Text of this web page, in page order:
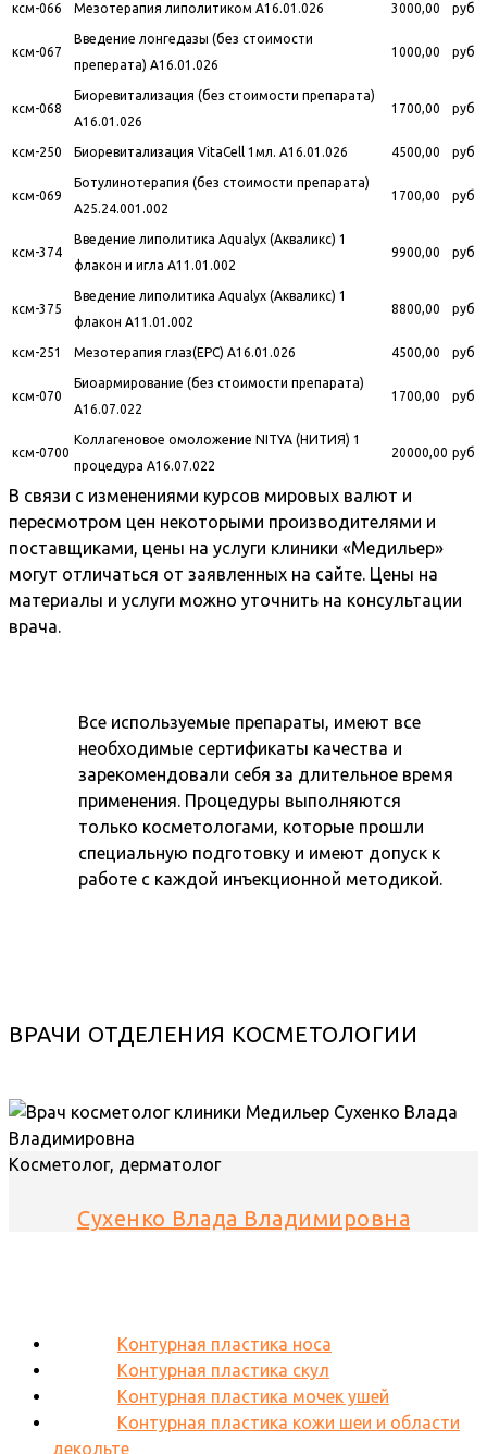
ксм-066 Мезотерапия липолитиком A16.01.026 3000,00 руб
ксм-067
Введение лонгедазы (без стоимости
преперата) A16.01.026
1000,00 руб
ксм-068
Биоревитализация (без стоимости препарата)
A16.01.026
1700,00 руб
ксм-250 Биоревитализация VitaCell 1мл. A16.01.026 4500,00 руб
ксм-069
Ботулинотерапия (без стоимости препарата)
A25.24.001.002
1700,00 руб
ксм-374
Введение липолитика Aqualyx (Акваликс) 1
флакон и игла A11.01.002
9900,00 руб
ксм-375
Введение липолитика Aqualyx (Акваликс) 1
флакон A11.01.002
8800,00 руб
ксм-251 Мезотерапия глаз(ЕРС) A16.01.026 4500,00 руб
ксм-070
Биоармирование (без стоимости препарата)
A16.07.022
1700,00 руб
ксм-0700
Коллагеновое омоложение NITYA (НИТИЯ) 1
процедура A16.07.022
20000,00 руб
В связи с изменениями курсов мировых валют и
пересмотром цен некоторыми производителями и
поставщиками, цены на услуги клиники «Медильер»
могут отличаться от заявленных на сайте. Цены на
материалы и услуги можно уточнить на консультации
врача.
Все используемые препараты, имеют все
необходимые сертификаты качества и
зарекомендовали себя за длительное время
применения. Процедуры выполняются
только косметологами, которые прошли
специальную подготовку и имеют допуск к
работе с каждой инъекционной методикой.
ВРАЧИ ОТДЕЛЕНИЯ КОСМЕТОЛОГИИ
Косметолог, дерматолог
Сухенко Влада Владимировна
Контурная пластика носа
Контурная пластика скул
Контурная пластика мочек ушей
Контурная пластика кожи шеи и области
декольте